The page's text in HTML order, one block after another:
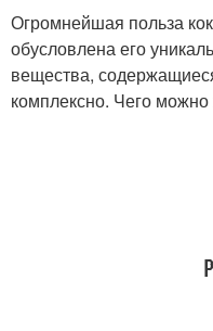
Огромнейшая польза
обусловлена его
вещества,
комплексно. Чего можно